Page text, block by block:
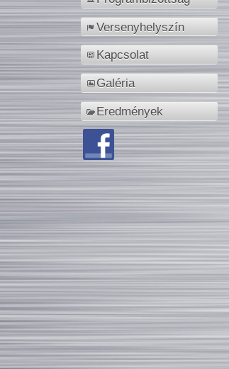
Versenyhelyszín
Kapcsolat
Galéria
Eredmények